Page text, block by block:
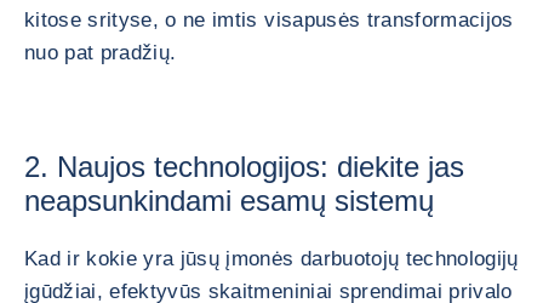
kitose srityse, o ne imtis visapusės transformacijos
nuo pat pradžių.
2. Naujos technologijos: diekite jas
neapsunkindami esamų sistemų
Kad ir kokie yra jūsų įmonės darbuotojų technologijų
įgūdžiai, efektyvūs skaitmeniniai sprendimai privalo